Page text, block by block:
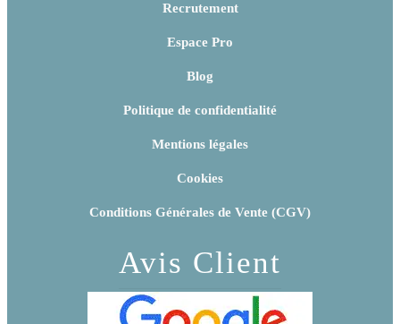
Recrutement
Espace Pro
Blog
Politique de confidentialité
Mentions légales
Cookies
Conditions Générales de Vente (CGV)
Avis Client